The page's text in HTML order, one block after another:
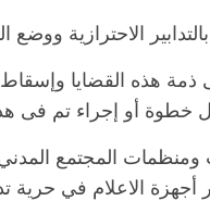
ذمة هذه القضايا
خطوة أو إجراء تم فى
ومنظمات المجتمع
أجهزة الاعلام في حرية